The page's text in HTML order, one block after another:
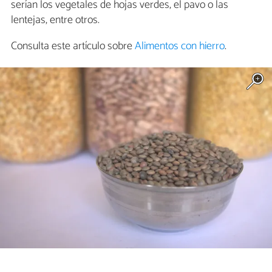
serían los vegetales de hojas verdes, el pavo o las
lentejas, entre otros.
Consulta este artículo sobreAlimentos con hierro.